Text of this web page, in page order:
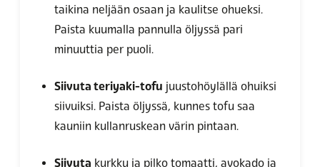
taikina neljään osaan ja kaulitse ohueksi.
Paista kuumalla pannulla öljyssä pari
minuuttia per puoli.
Siivuta teriyaki-tofu juustohöylällä ohuiksi
siivuiksi. Paista öljyssä, kunnes tofu saa
kauniin kullanruskean värin pintaan.
Siivuta kurkku ja pilko tomaatti, avokado ja